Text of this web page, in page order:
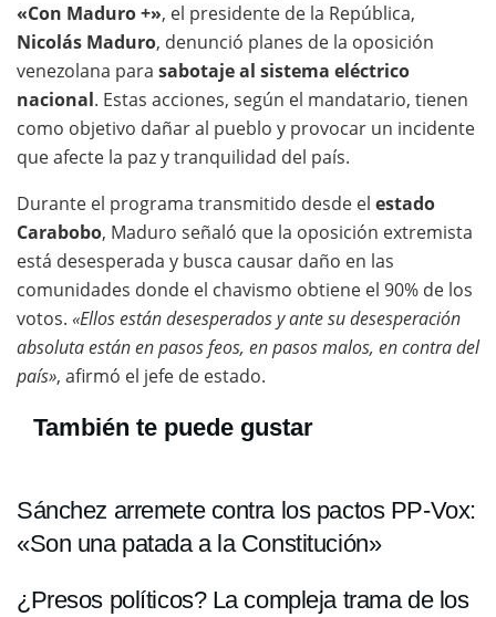
«Con Maduro +», el presidente de la República,
Nicolás Maduro, denunció planes de la oposición
venezolana para sabotaje al sistema eléctrico
nacional. Estas acciones, según el mandatario, tienen
como objetivo dañar al pueblo y provocar un incidente
que afecte la paz y tranquilidad del país.
Durante el programa transmitido desde el estado
Carabobo, Maduro señaló que la oposición extremista
está desesperada y busca causar daño en las
comunidades donde el chavismo obtiene el 90% de los
votos. «Ellos están desesperados y ante su desesperación
absoluta están en pasos feos, en pasos malos, en contra del
país», afirmó el jefe de estado.
También te puede gustar
Sánchez arremete contra los pactos PP-Vox:
«Son una patada a la Constitución»
¿Presos políticos? La compleja trama de los